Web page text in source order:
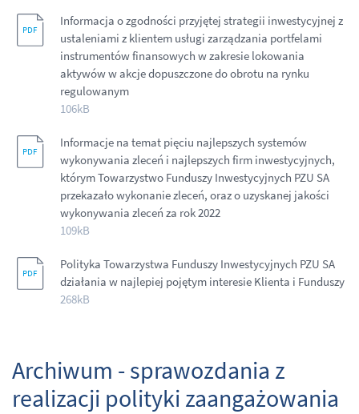
Informacja o zgodności przyjętej strategii inwestycyjnej z
ustaleniami z klientem usługi zarządzania portfelami
instrumentów finansowych w zakresie lokowania
aktywów w akcje dopuszczone do obrotu na rynku
regulowanym
106kB
Informacje na temat pięciu najlepszych systemów
wykonywania zleceń i najlepszych firm inwestycyjnych,
którym Towarzystwo Funduszy Inwestycyjnych PZU SA
przekazało wykonanie zleceń, oraz o uzyskanej jakości
wykonywania zleceń za rok 2022
109kB
Polityka Towarzystwa Funduszy Inwestycyjnych PZU SA
działania w najlepiej pojętym interesie Klienta i Funduszy
268kB
Archiwum - sprawozdania z
realizacji polityki zaangażowania